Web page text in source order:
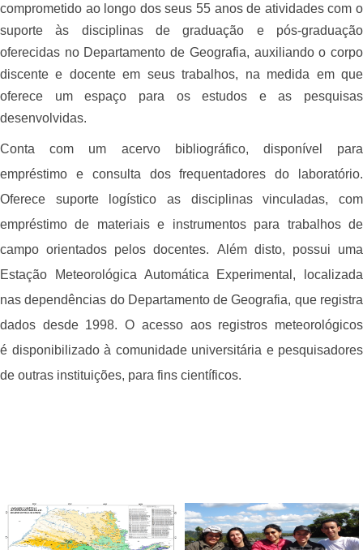
comprometido ao longo dos seus 55 anos de atividades com o
suporte às disciplinas de graduação e pós-graduação
oferecidas no Departamento de Geografia, auxiliando o corpo
discente e docente em seus trabalhos, na medida em que
oferece um espaço para os estudos e as pesquisas
desenvolvidas.
Conta com um acervo bibliográfico, disponível para
empréstimo e consulta dos frequentadores do laboratório.
Oferece suporte logístico as disciplinas vinculadas, com
empréstimo de materiais e instrumentos para trabalhos de
campo orientados pelos docentes. Além disto, possui uma
Estação Meteorológica Automática Experimental, localizada
nas dependências do Departamento de Geografia, que registra
dados desde 1998. O acesso aos registros meteorológicos
é disponibilizado à comunidade universitária e pesquisadores
de outras instituições, para fins científicos.